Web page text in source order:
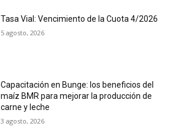
Tasa Vial: Vencimiento de la Cuota 4/2026
5 agosto, 2026
Capacitación en Bunge: los beneficios del
maíz BMR para mejorar la producción de
carne y leche
3 agosto, 2026